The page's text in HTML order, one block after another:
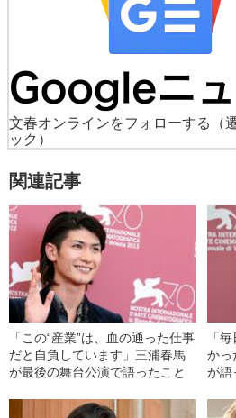
文春オンラインをフォローする
（
ック）
関連記事
「この“産業”は、血の通った仕事
だと自負しています」三浦春馬
が最後の舞台公演で語ったこと
「
か
が語